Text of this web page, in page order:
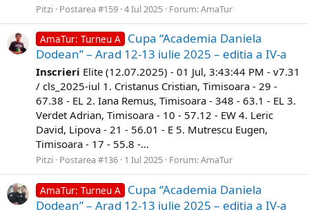
Pitzi Postarea #159 4 Iul 2025 Forum:AmaTur
AmaTur: Turneu A Cupa “Academia Daniela
Dodean” – Arad 12-13 iulie 2025 – editia a IV-a
Inscrieri Elite (12.07.2025) - 01 Jul, 3:43:44 PM - v7.31
/ cls_2025-iul 1. Cristanus Cristian, Timisoara - 29 -
67.38 - EL 2. Iana Remus, Timisoara - 348 - 63.1 - EL 3.
Verdet Adrian, Timisoara - 10 - 57.12 - EW 4. Leric
David, Lipova - 21 - 56.01 - E 5. Mutrescu Eugen,
Timisoara - 17 - 55.8 -...
Pitzi Postarea #136 1 Iul 2025 Forum:AmaTur
AmaTur: Turneu A Cupa “Academia Daniela
Dodean” – Arad 12-13 iulie 2025 – editia a IV-a